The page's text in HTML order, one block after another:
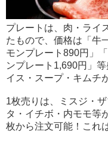
プレートは、肉・ライ
たもので、価格は「牛
モンプレート890円」
ンプレート1,690円」
イス・スープ・キムチ
1枚売りは、ミスジ・
タ・イチボ・内モモ等
枚から注文可能！これ